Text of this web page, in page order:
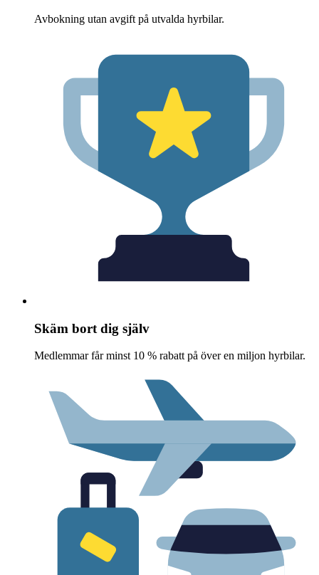
Avbokning utan avgift på utvalda hyrbilar.
Skäm bort dig själv
Medlemmar får minst 10 % rabatt på över en miljon hyrbilar.